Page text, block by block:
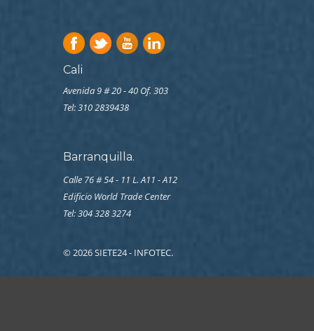
Cali
Avenida 9 # 20 - 40 Of. 303
Tel:310 2839438
Barranquilla.
Calle 76 # 54 - 11 L. A11 - A12
Edificio World Trade Center
Tel: 304 328 3274
© 2026 SIETE24 - INFOTEC.